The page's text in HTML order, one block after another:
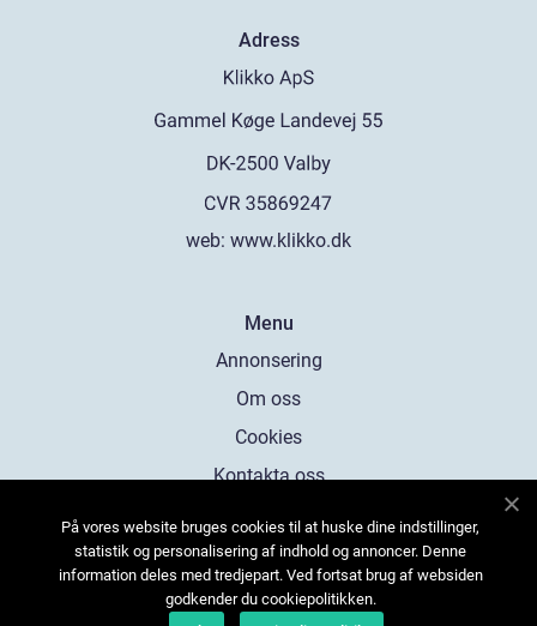
Adress
web: www.klikko.dk
Menu
Annonsering
Om oss
Cookies
Kontakta oss
På vores website bruges cookies til at huske dine indstillinger,
statistik og personalisering af indhold og annoncer. Denne
information deles med tredjepart. Ved fortsat brug af websiden
godkender du cookiepolitikken.